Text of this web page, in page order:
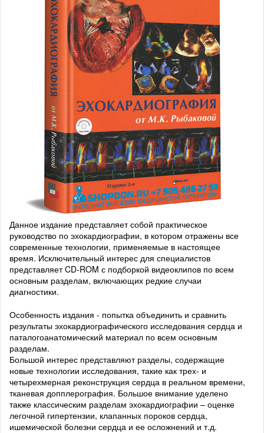
Данное издание представляет собой практическое
руководство по эхокардиографии, в котором отражены все
современные технологии, применяемые в настоящее
время. Исключительный интерес для специалистов
представляет CD-ROM с подборкой видеоклипов по всем
основным разделам, включающих редкие случаи
диагностики.
Особенность издания - попытка объединить и сравнить
результаты эхокардиографического исследования сердца и
паталогоанатомический материал по всем основным
разделам.
Большой интерес представляют разделы, содержащие
новые технологии исследования, такие как трех- и
четырехмерная реконструкция сердца в реальном времени,
тканевая допплерография. Большое внимание уделено
также классическим разделам эхокардиографии – оценке
легочной гипертензии, клапанных пороков сердца,
ишемической болезни сердца и ее осложнений и т.д.